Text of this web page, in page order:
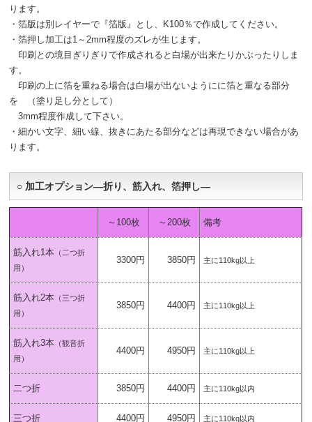
ります。
・箔版は別レイヤーで『箔版』とし、K100％で作成してください。
・箔押し加工は1～2mm程度のズレが生じます。
印刷との境目ぎりぎりで作成されると白場が出来たりかぶったりしま
す。
印刷の上に箔を重ねる場合は白場が出ないようにに箔と重なる部分
を （塗り足し分として）
3mm程度作成して下さい。
・細かい文字、細い線、抜きにあたる部分などは再現できない場合があ
ります。
○ 加工オプション―折り、筋入れ、箔押し―
～100枚 ～200枚 備考
筋入れ1本 （二つ折
用）
3300円 3850円 主に110kg以上
筋入れ2本 （三つ折
用）
3850円 4400円 主に110kg以上
筋入れ3本 （観音折
用）
4400円 4950円 主に110kg以上
二つ折 3850円 4400円 主に110kg以内
三つ折 4400円 4950円 主に110kg以内